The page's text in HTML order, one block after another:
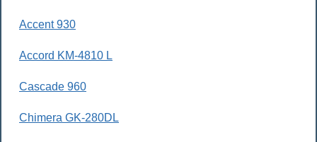
Accent 930
Accord KM-4810 L
Cascade 960
Chimera GK-280DL